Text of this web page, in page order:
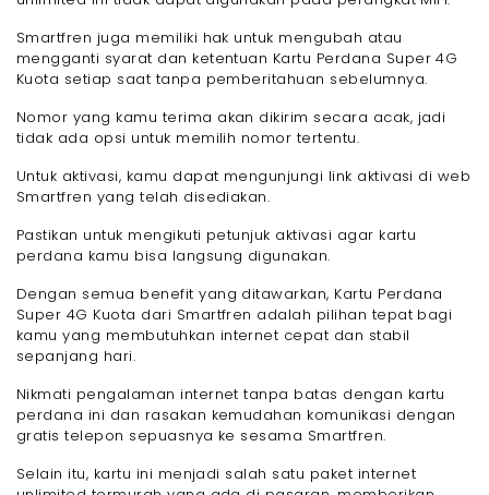
Smartfren juga memiliki hak untuk mengubah atau
mengganti syarat dan ketentuan Kartu Perdana Super 4G
Kuota setiap saat tanpa pemberitahuan sebelumnya.
Nomor yang kamu terima akan dikirim secara acak, jadi
tidak ada opsi untuk memilih nomor tertentu.
Untuk aktivasi, kamu dapat mengunjungi link aktivasi di web
Smartfren yang telah disediakan.
Pastikan untuk mengikuti petunjuk aktivasi agar kartu
perdana kamu bisa langsung digunakan.
Dengan semua benefit yang ditawarkan, Kartu Perdana
Super 4G Kuota dari Smartfren adalah pilihan tepat bagi
kamu yang membutuhkan internet cepat dan stabil
sepanjang hari.
Nikmati pengalaman internet tanpa batas dengan kartu
perdana ini dan rasakan kemudahan komunikasi dengan
gratis telepon sepuasnya ke sesama Smartfren.
Selain itu, kartu ini menjadi salah satu paket internet